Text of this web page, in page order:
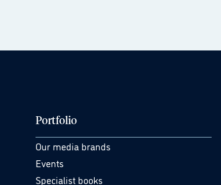
Portfolio
Our media brands
Events
Specialist books